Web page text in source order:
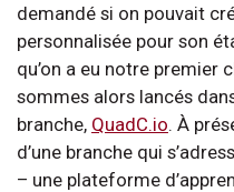
demandé si on pouvait
personnalisée pour son
qu’on a eu notre premier
sommes alors lancés
branche, QuadC.io. À
d’une branche qui
– une plateforme